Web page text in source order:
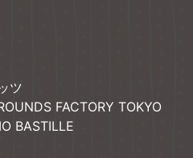
ツ
FACTORY TOKYO
BASTILLE